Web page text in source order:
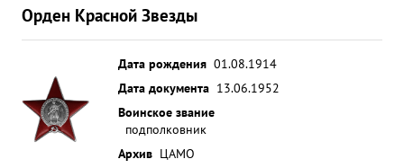
Орден Красной Звезды
Дата рождения 01.08.1914
Дата документа 13.06.1952
Воинское звание
подполковник
Архив ЦАМО